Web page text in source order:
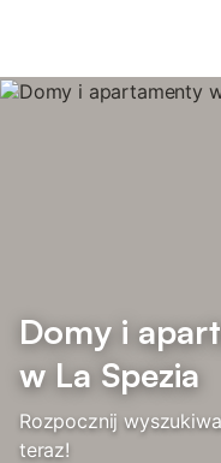
Domy i
w La Spezia
Rozpocznij
teraz!